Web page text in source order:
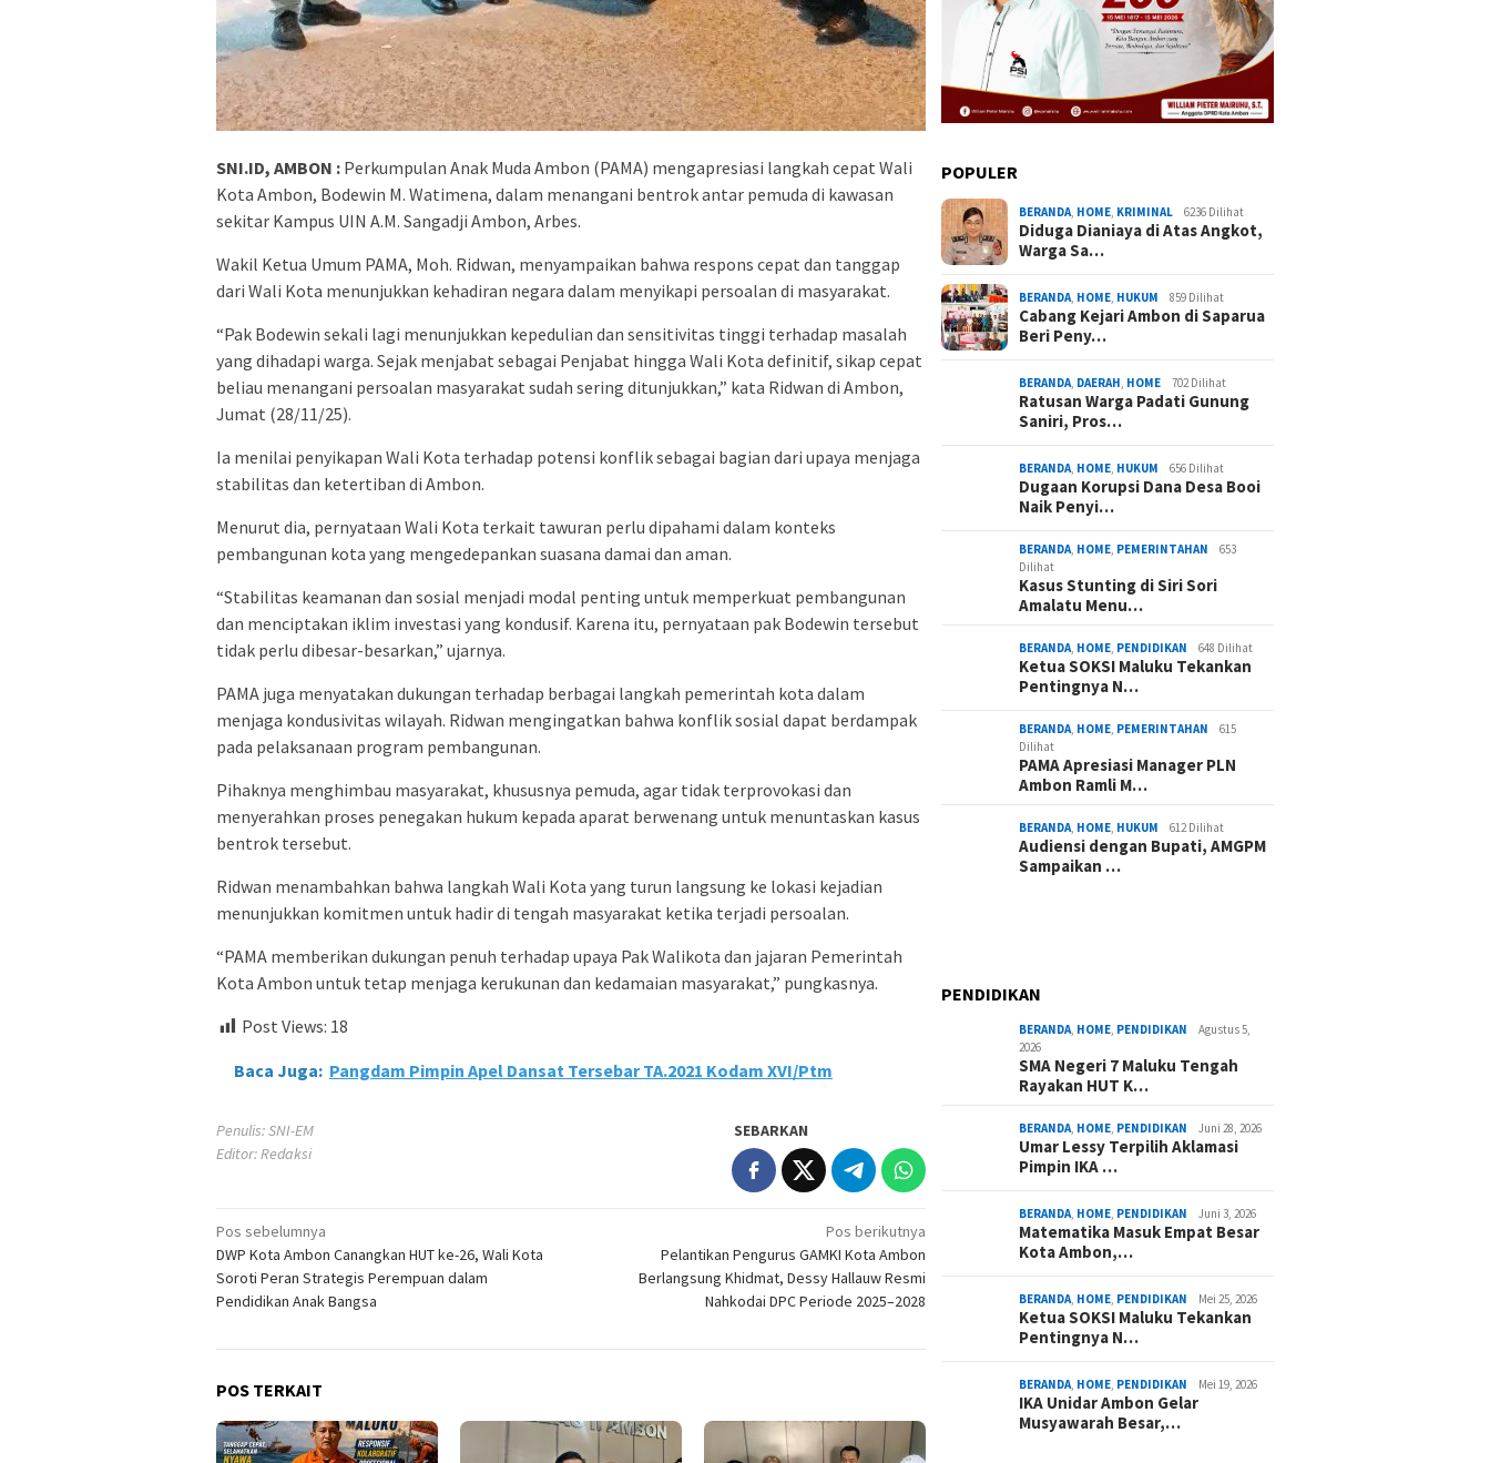
SNI.ID, AMBON : Perkumpulan Anak Muda Ambon (PAMA) mengapresiasi langkah cepat Wali
Kota Ambon, Bodewin M. Watimena, dalam menangani bentrok antar pemuda di kawasan
sekitar Kampus UIN A.M. Sangadji Ambon, Arbes.
Wakil Ketua Umum PAMA, Moh. Ridwan, menyampaikan bahwa respons cepat dan tanggap
dari Wali Kota menunjukkan kehadiran negara dalam menyikapi persoalan di masyarakat.
“Pak Bodewin sekali lagi menunjukkan kepedulian dan sensitivitas tinggi terhadap masalah
yang dihadapi warga. Sejak menjabat sebagai Penjabat hingga Wali Kota definitif, sikap cepat
beliau menangani persoalan masyarakat sudah sering ditunjukkan,” kata Ridwan di Ambon,
Jumat (28/11/25).
Ia menilai penyikapan Wali Kota terhadap potensi konflik sebagai bagian dari upaya menjaga
stabilitas dan ketertiban di Ambon.
Menurut dia, pernyataan Wali Kota terkait tawuran perlu dipahami dalam konteks
pembangunan kota yang mengedepankan suasana damai dan aman.
“Stabilitas keamanan dan sosial menjadi modal penting untuk memperkuat pembangunan
dan menciptakan iklim investasi yang kondusif. Karena itu, pernyataan pak Bodewin tersebut
tidak perlu dibesar-besarkan,” ujarnya.
PAMA juga menyatakan dukungan terhadap berbagai langkah pemerintah kota dalam
menjaga kondusivitas wilayah. Ridwan mengingatkan bahwa konflik sosial dapat berdampak
pada pelaksanaan program pembangunan.
Pihaknya menghimbau masyarakat, khususnya pemuda, agar tidak terprovokasi dan
menyerahkan proses penegakan hukum kepada aparat berwenang untuk menuntaskan kasus
bentrok tersebut.
Ridwan menambahkan bahwa langkah Wali Kota yang turun langsung ke lokasi kejadian
menunjukkan komitmen untuk hadir di tengah masyarakat ketika terjadi persoalan.
“PAMA memberikan dukungan penuh terhadap upaya Pak Walikota dan jajaran Pemerintah
Kota Ambon untuk tetap menjaga kerukunan dan kedamaian masyarakat,” pungkasnya.
Post Views: 18
Baca Juga: Pangdam Pimpin Apel Dansat Tersebar TA.2021 Kodam XVI/Ptm
Penulis: SNI-EM
Editor: Redaksi
SEBARKAN
Navigasi
pos
Pos sebelumnya
DWP Kota Ambon Canangkan HUT ke-26, Wali Kota
Soroti Peran Strategis Perempuan dalam
Pendidikan Anak Bangsa
Pos berikutnya
Pelantikan Pengurus GAMKI Kota Ambon
Berlangsung Khidmat, Dessy Hallauw Resmi
Nahkodai DPC Periode 2025–2028
POS TERKAIT
POPULER
BERANDA HOME KRIMINAL 6236 Dilihat
Diduga Dianiaya di Atas Angkot,
Warga Sa…
BERANDA HOME HUKUM 859 Dilihat
Cabang Kejari Ambon di Saparua
Beri Peny…
BERANDA DAERAH HOME 702 Dilihat
Ratusan Warga Padati Gunung
Saniri, Pros…
BERANDA HOME HUKUM 656 Dilihat
Dugaan Korupsi Dana Desa Booi
Naik Penyi…
BERANDA HOME PEMERINTAHAN
653
Dilihat
Kasus Stunting di Siri Sori
Amalatu Menu…
BERANDA HOME PENDIDIKAN 648 Dilihat
Ketua SOKSI Maluku Tekankan
Pentingnya N…
BERANDA HOME PEMERINTAHAN
615
Dilihat
PAMA Apresiasi Manager PLN
Ambon Ramli M…
BERANDA HOME HUKUM 612 Dilihat
Audiensi dengan Bupati, AMGPM
Sampaikan …
PENDIDIKAN
BERANDA HOME PENDIDIKAN
Agustus 5,
2026
SMA Negeri 7 Maluku Tengah
Rayakan HUT K…
BERANDA HOME PENDIDIKAN Juni 28, 2026
Umar Lessy Terpilih Aklamasi
Pimpin IKA …
BERANDA HOME PENDIDIKAN Juni 3, 2026
Matematika Masuk Empat Besar
Kota Ambon,…
BERANDA HOME PENDIDIKAN Mei 25, 2026
Ketua SOKSI Maluku Tekankan
Pentingnya N…
BERANDA HOME PENDIDIKAN Mei 19, 2026
IKA Unidar Ambon Gelar
Musyawarah Besar,…